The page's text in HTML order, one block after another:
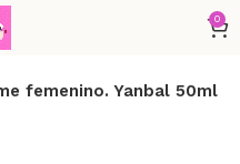
0
femenino. Yanbal 50ml